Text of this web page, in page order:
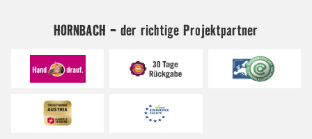
HORNBACH - der richtige Projektpartner